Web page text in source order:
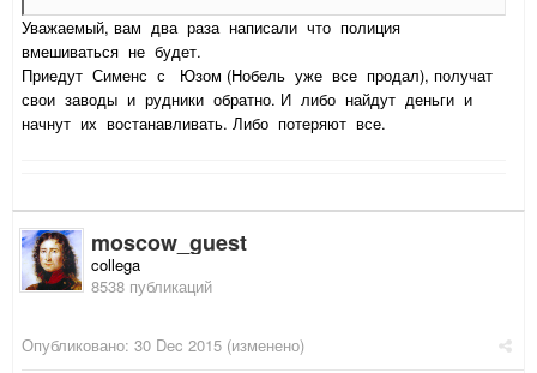
Уважаемый, вам два раза написали что полиция
вмешиваться не будет.
Приедут Сименс с Юзом (Нобель уже все продал), получат
свои заводы и рудники обратно. И либо найдут деньги и
начнут их востанавливать. Либо потеряют все.
moscow_guest
collega
8538 публикаций
Опубликовано: 30 Dec 2015 (изменено)